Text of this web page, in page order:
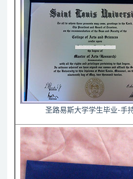
圣路易斯大学学生毕业-手